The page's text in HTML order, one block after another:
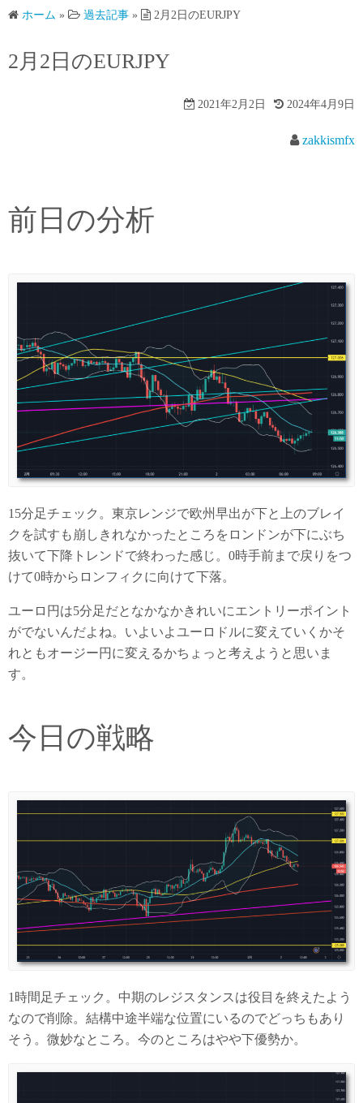
ホーム » 過去記事 » 2月2日のEURJPY
2月2日のEURJPY
2021年2月2日 2024年4月9日
zakkismfx
前日の分析
15分足チェック。東京レンジで欧州早出が下と上のブレイ
クを試すも崩しきれなかったところをロンドンが下にぶち
抜いて下降トレンドで終わった感じ。0時手前まで戻りをつ
けて0時からロンフィクに向けて下落。
ユーロ円は5分足だとなかなかきれいにエントリーポイント
がでないんだよね。いよいよユーロドルに変えていくかそ
れともオージー円に変えるかちょっと考えようと思いま
す。
今日の戦略
1時間足チェック。中期のレジスタンスは役目を終えたよう
なので削除。結構中途半端な位置にいるのでどっちもあり
そう。微妙なところ。今のところはやや下優勢か。